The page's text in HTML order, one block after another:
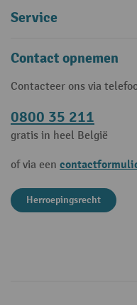
Service
Contact opnemen
Contacteer ons via
0800 35 211
gratis in heel België
of via een
Herroepingsrecht